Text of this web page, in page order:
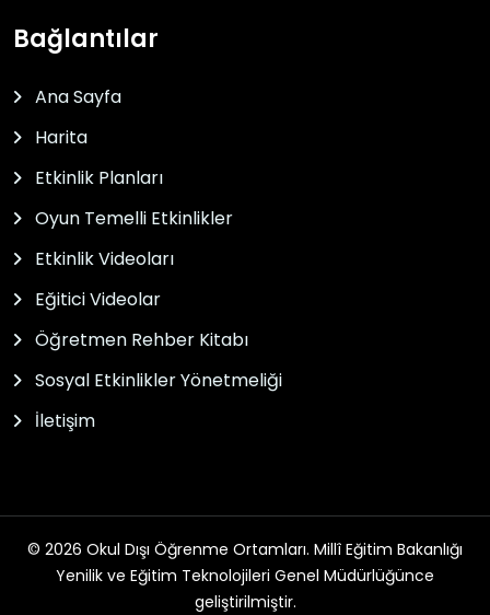
Bağlantılar
Ana Sayfa
Harita
Etkinlik Planları
Oyun Temelli Etkinlikler
Etkinlik Videoları
Eğitici Videolar
Öğretmen Rehber Kitabı
Sosyal Etkinlikler Yönetmeliği
İletişim
© 2026 Okul Dışı Öğrenme Ortamları. Millî Eğitim Bakanlığı
Yenilik ve Eğitim Teknolojileri Genel Müdürlüğünce
geliştirilmiştir.